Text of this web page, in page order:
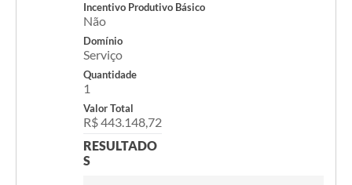
Incentivo Produtivo Básico
Não
Domínio
Serviço
Quantidade
1
Valor Total
R$ 443.148,72
RESULTADO
S